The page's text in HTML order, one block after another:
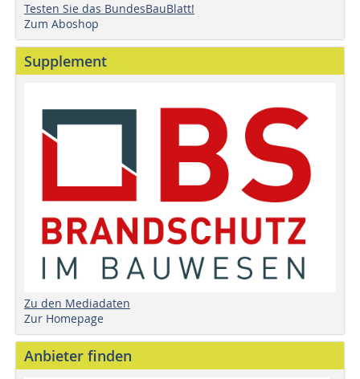
Testen Sie das BundesBauBlatt!
Zum Aboshop
Supplement
Zu den Mediadaten
Zur Homepage
Anbieter finden